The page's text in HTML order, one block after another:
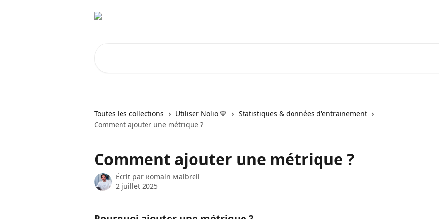
Toutes les collections Utiliser Nolio 💙
Statistiques & données d'entrainement
Comment ajouter une métrique ?
Comment ajouter une métrique ?
Écrit par Romain Malbreil
2 juillet 2025